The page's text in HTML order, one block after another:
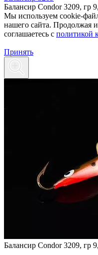
Балансир Condor 3209, гр
Мы используем cookie-
нашего сайта. Продолжая
соглашаетесь c политикой
Принять
Балансир Condor 3209, гр